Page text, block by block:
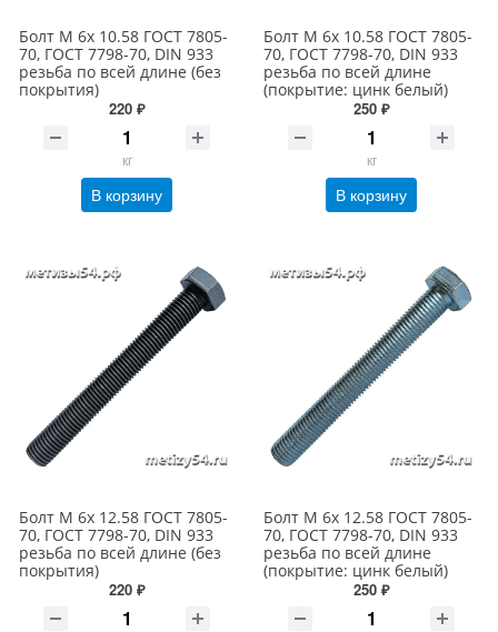
Болт М 6х 10.58 ГОСТ 7805-
70, ГОСТ 7798-70, DIN 933
резьба по всей длине (без
покрытия)
220 ₽
кг
В корзину
Болт М 6х 10.58 ГОСТ 7805-
70, ГОСТ 7798-70, DIN 933
резьба по всей длине
(покрытие: цинк белый)
250 ₽
кг
В корзину
Болт М 6х 12.58 ГОСТ 7805-
70, ГОСТ 7798-70, DIN 933
резьба по всей длине (без
покрытия)
220 ₽
Болт М 6х 12.58 ГОСТ 7805-
70, ГОСТ 7798-70, DIN 933
резьба по всей длине
(покрытие: цинк белый)
250 ₽